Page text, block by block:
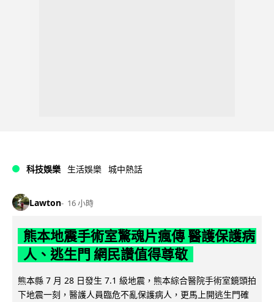
科技娛樂 生活娛樂 城中熱話
Lawton 16 小時
熊本地震手術室驚魂片瘋傳 醫護保護病
人、逃生門 網民讚值得尊敬
熊本縣 7 月 28 日發生 7.1 級地震，熊本綜合醫院手術室鏡頭拍
下地震一刻，醫護人員臨危不亂保護病人，更馬上開逃生門確